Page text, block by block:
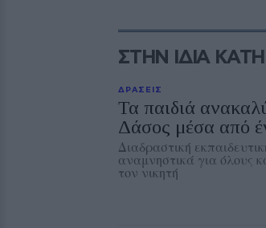
ΣΤΗΝ ΙΔΙΑ
ΔΡΑΣΕΙΣ
Τα παιδιά
Δάσος μέσα από
Διαδραστική
αναμνηστικά για όλους
τον νικητή